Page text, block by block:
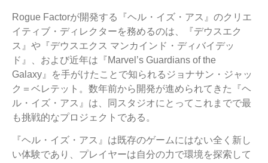
Rogue Factorが開発する『ヘル・イズ・アス』のクリエ
イティブ・ディレクターを務めるのは、『デウスエク
ス』や『デウスエクス マンカインド・ディバイデッ
ド』、および近年は『Marvel’s Guardians of the
Galaxy』を手がけたことで知られるジョナサン・ジャッ
ク＝ベレテット。数年前から開発が進められてきた『ヘ
ル・イズ・アス』は、同スタジオにとってこれまでで最
も挑戦的なプロジェクトである。
『ヘル・イズ・アス』は既存のゲームにはない全く新し
い体験であり、プレイヤーは自分の力で環境を探索して